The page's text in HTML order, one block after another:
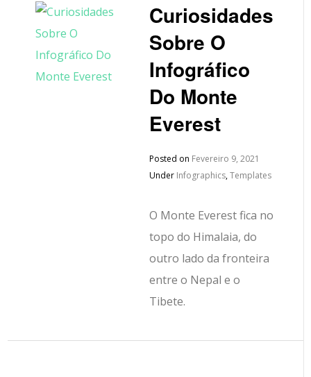
Curiosidades
Sobre O
Infográfico
Do Monte
Everest
Posted on Fevereiro 9, 2021
Under Infographics,Templates
O Monte Everest fica no
topo do Himalaia, do
outro lado da fronteira
entre o Nepal e o
Tibete.